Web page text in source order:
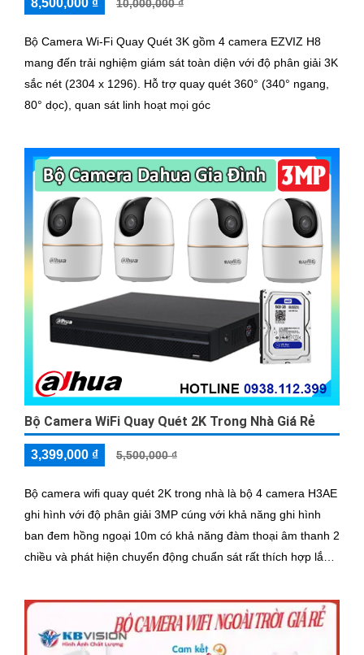
8,500,000 ₫ 10,000,000 ₫
Bộ Camera Wi-Fi Quay Quét 3K gồm 4 camera EZVIZ H8
mang đến trải nghiệm giám sát toàn diện với độ phân giải 3K
sắc nét (2304 x 1296). Hỗ trợ quay quét 360° (340° ngang,
80° dọc), quan sát linh hoạt mọi góc
Bộ Camera WiFi Quay Quét 2K Trong Nhà Giá Rẻ
3,399,000 ₫ 5,500,000 ₫
Bộ camera wifi quay quét 2K trong nhà là bộ 4 camera H3AE
ghi hình với độ phân giải 3MP cúng với khả năng ghi hình
ban đem hồng ngoại 10m có khả năng đàm thoại âm thanh 2
chiều và phát hiện chuyển động chuẩn sát rất thích hợp lắp
cầu camera vừa có thể giám sát đêm vừa có thể đàm thoại
được âm thanh 2 chiều.